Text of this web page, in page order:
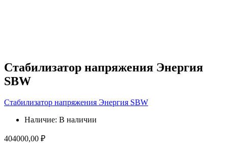
Стабилизатор напряжения Энергия
SBW
Стабилизатор напряжения Энергия SBW
Наличие: В наличии
404000,00 ₽